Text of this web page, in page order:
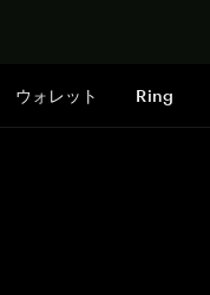
ウォレット Ring